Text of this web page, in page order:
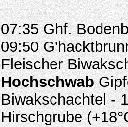
07:35 Ghf.
09:50
Fleischer
Hochschwab
Biwakschachtel -
Hirschgrube